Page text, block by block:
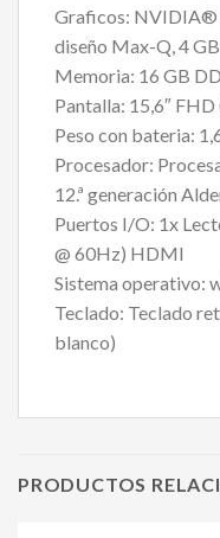
Graficos: NVIDIA®
diseño Max-Q, 4
Memoria: 16 GB
Pantalla: 15,6″
Peso con bateria:
Procesador:
12.ª generación
Puertos I/O: 1x
@ 60Hz) HDMI
Sistema operativo:
Teclado: Teclado
blanco)
PRODUCTOS